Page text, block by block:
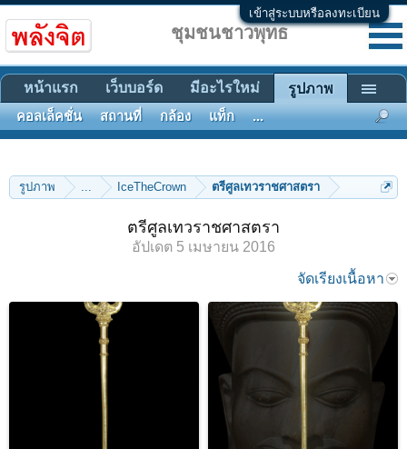
เข้าสู่ระบบหรือลงทะเบียน
รูปภาพ ... IceTheCrown ตรีศูลเทวราชศาสตรา
ตรีศูลเทวราชศาสตรา
อัปเดต 5 เมษายน 2016
จัดเรียงเนื้อหา
ชุมชนชาวพุทธ
หน้าแรก เว็บบอร์ด มีอะไรใหม่ รูปภาพ
คอลเล็คชั่น สถานที่ กล้อง แท็ก ...